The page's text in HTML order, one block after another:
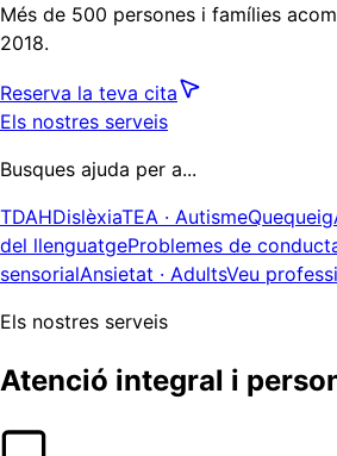
Més de 500 persones i famílies
2018.
Reserva la teva cita
Els nostres serveis
Busques ajuda per a...
TDAHDislèxiaTEA · AutismeQuequeig
del llenguatgeProblemes de
sensorialAnsietat · AdultsVeu
Els nostres serveis
Atenció integral i